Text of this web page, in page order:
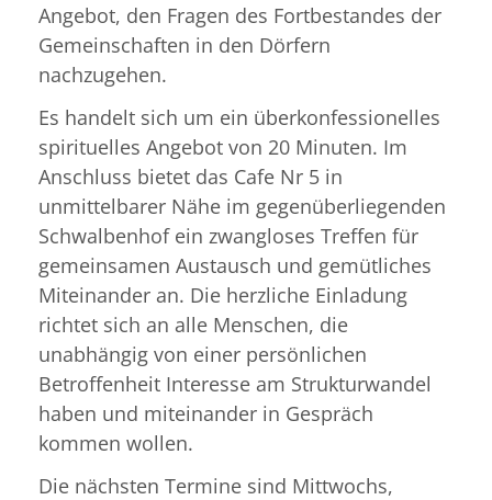
Angebot, den Fragen des Fortbestandes der
Gemeinschaften in den Dörfern
nachzugehen.
Es handelt sich um ein überkonfessionelles
spirituelles Angebot von 20 Minuten. Im
Anschluss bietet das Cafe Nr 5 in
unmittelbarer Nähe im gegenüberliegenden
Schwalbenhof ein zwangloses Treffen für
gemeinsamen Austausch und gemütliches
Miteinander an. Die herzliche Einladung
richtet sich an alle Menschen, die
unabhängig von einer persönlichen
Betroffenheit Interesse am Strukturwandel
haben und miteinander in Gespräch
kommen wollen.
Die nächsten Termine sind Mittwochs,